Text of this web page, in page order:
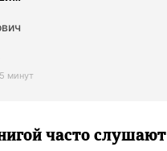
минут
часто слушают